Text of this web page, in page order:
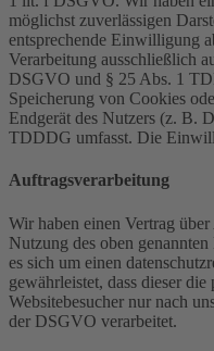
möglichst zuverlässigen
entsprechende Einwilligung
Verarbeitung ausschließlich
DSGVO und § 25 Abs. 1
Speicherung von Cookies
Endgerät des Nutzers (z. B.
TDDDG umfasst. Die
Auftragsverarbeitung
Wir haben einen Vertrag
Nutzung des oben
es sich um einen
gewährleistet, dass dieser
Websitebesucher nur nach
der DSGVO verarbeitet.